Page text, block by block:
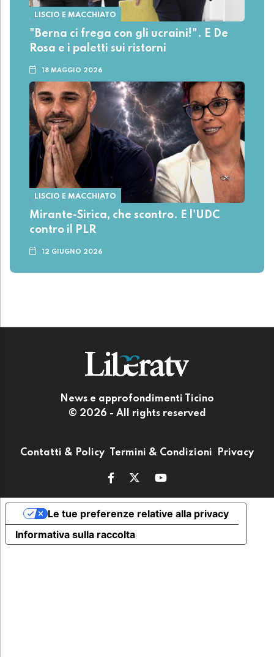
LISCIO E MACCHIATO
"Berna ci frega con gli ucraini!". E De
Rosa e i paletti sui ristorni
18 MAGGIO 2026
LISCIO E MACCHIATO
Mirante-Sirica, che scontro. E l'UDC
contro il PLR
12 GIUGNO 2026
News e approfondimenti Ticino
© 2026 - All rights reserved
Contatti & Policy Termini & Condizioni Privacy
Informativa sulla raccolta
Le tue preferenze relative alla privacy